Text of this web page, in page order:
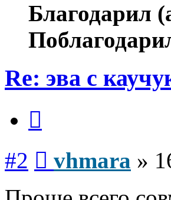
Благодарил
Re: эва с
#2 vhmara »